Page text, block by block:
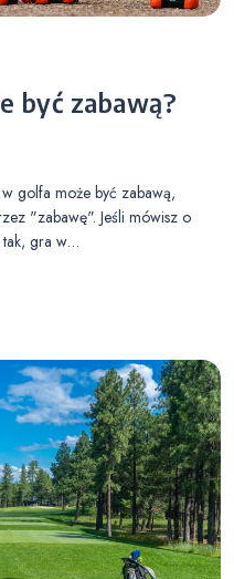
być zabawą?
golfa może być zabawą,
"zabawę". Jeśli mówisz o
tak, gra w…